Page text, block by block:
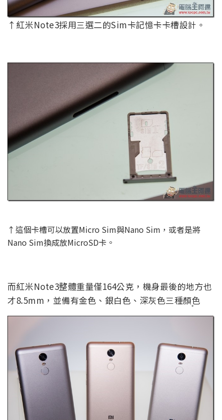
↑紅米Note3採用三選二的Sim卡記憶卡卡槽設計。
↑這個卡槽可以放置Micro Sim與Nano Sim，或者是將
Nano Sim換成放MicroSD卡。
而紅米Note3整體重量僅164公克，機身最後的地方也
才8.5mm，並備有金色、銀白色、深灰色三種顏色〪